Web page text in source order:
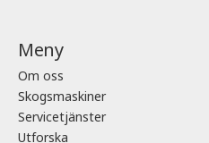
Meny
Om oss
Skogsmaskiner
Servicetjänster
Utforska